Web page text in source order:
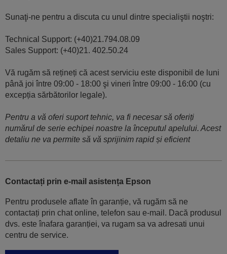
Sunaţi-ne pentru a discuta cu unul dintre specialiştii noştri:
Technical Support: (+40)21.794.08.09
Sales Support: (+40)21. 402.50.24
Vă rugăm să rețineți că acest serviciu este disponibil de luni
până joi între 09:00 - 18:00 şi vineri între 09:00 - 16:00 (cu
excepția sărbătorilor legale).
Pentru a vă oferi suport tehnic, va fi necesar să oferiți
numărul de serie echipei noastre la începutul apelului. Acest
detaliu ne va permite să vă sprijinim rapid și eficient
Contactați prin e-mail asistența Epson
Pentru produsele aflate în garanție, vă rugăm să ne
contactați prin chat online, telefon sau e-mail. Dacă produsul
dvs. este înafara garanției, va rugam sa va adresati unui
centru de service.